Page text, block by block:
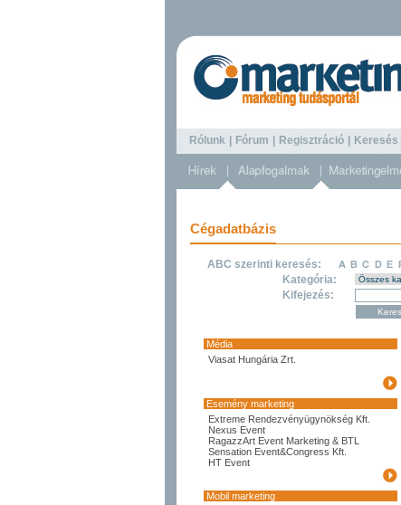
Rólunk Fórum Regisztráció Keresés
Cégadatbázis
ABC szerinti keresés:
Kategória:
Kifejezés:
Média
Viasat Hungária Zrt.
Esemény marketing
Extreme Rendezvényügynökség Kft.
Nexus Event
RagazzArt Event Marketing & BTL
Sensation Event&Congress Kft.
HT Event
Mobil marketing